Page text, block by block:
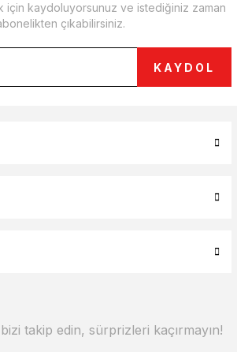
için kaydoluyorsunuz ve istediğiniz zaman
çıkabilirsiniz.
KAYDOL
takip edin, sürprizleri kaçırmayın!